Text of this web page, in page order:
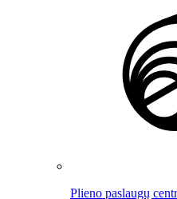
Plieno paslaugų